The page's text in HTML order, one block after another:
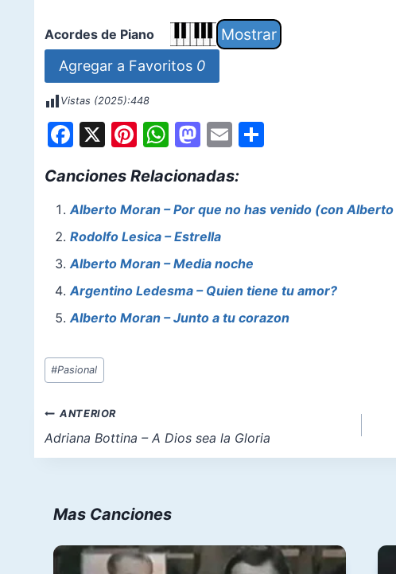
Acordes de Piano
Agregar a Favoritos 0
Vistas (2025):448
F
c
e
b
o
o
k
X Pi
er
e
st
W
at
s
A
p
p
M
st
o
d
o
n
E
ai
l
S
e
Canciones Relacionadas:
Alberto Moran – Por que no has venido (con Alberto
Rodolfo Lesica – Estrella
Alberto Moran – Media noche
Argentino Ledesma – Quien tiene tu amor?
Alberto Moran – Junto a tu corazon
Etiquetas
de
entrada:
#Pasional
Navegación
de
entradas
ANTERIOR
Adriana Bottina – A Dios sea la Gloria
Mas Canciones